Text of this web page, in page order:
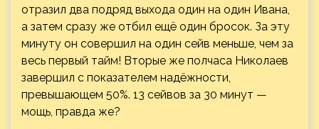
отразил два подряд выхода один на один Ивана,
а затем сразу же отбил ещё один бросок. За эту
минуту он совершил на один сейв меньше, чем за
весь первый тайм! Вторые же полчаса Николаев
завершил с показателем надёжности,
превышающем 50%. 13 сейвов за 30 минут —
мощь, правда же?